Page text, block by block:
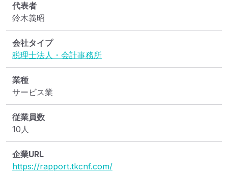
代表者
鈴木義昭
会社タイプ
税理士法人・会計事務所
業種
サービス業
従業員数
10人
企業URL
https://rapport.tkcnf.com/